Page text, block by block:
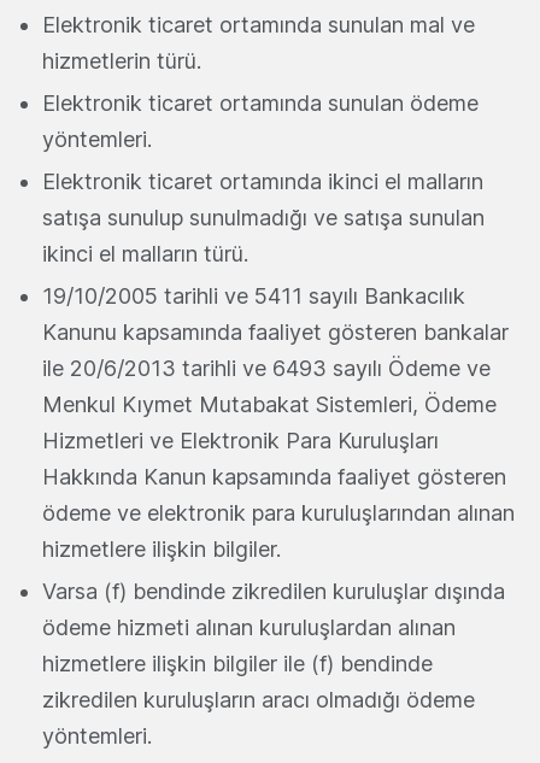
Elektronik ticaret ortamında sunulan mal ve
hizmetlerin türü.
Elektronik ticaret ortamında sunulan ödeme
yöntemleri.
Elektronik ticaret ortamında ikinci el malların
satışa sunulup sunulmadığı ve satışa sunulan
ikinci el malların türü.
19/10/2005 tarihli ve 5411 sayılı Bankacılık
Kanunu kapsamında faaliyet gösteren bankalar
ile 20/6/2013 tarihli ve 6493 sayılı Ödeme ve
Menkul Kıymet Mutabakat Sistemleri, Ödeme
Hizmetleri ve Elektronik Para Kuruluşları
Hakkında Kanun kapsamında faaliyet gösteren
ödeme ve elektronik para kuruluşlarından alınan
hizmetlere ilişkin bilgiler.
Varsa (f) bendinde zikredilen kuruluşlar dışında
ödeme hizmeti alınan kuruluşlardan alınan
hizmetlere ilişkin bilgiler ile (f) bendinde
zikredilen kuruluşların aracı olmadığı ödeme
yöntemleri.